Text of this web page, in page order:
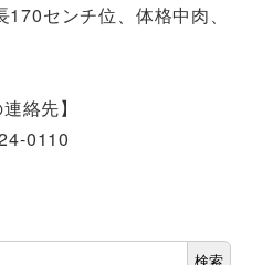
センチ位、体格中肉、
絡先】
0110
検索